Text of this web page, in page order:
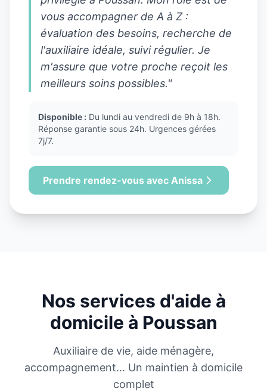
vous accompagner de A à Z :
évaluation des besoins, recherche de
l'auxiliaire idéale, suivi régulier. Je
m'assure que votre proche reçoit les
meilleurs soins possibles."
Disponible : Du lundi au vendredi de 9h à 18h.
Réponse garantie sous 24h. Urgences gérées
7j/7.
Prendre rendez-vous avec Anissa
Nos services d'aide à
domicile à Poussan
Auxiliaire de vie, aide ménagère,
accompagnement... Un maintien à domicile
complet